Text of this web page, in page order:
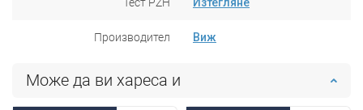
Производител Виж
Може да ви хареса и